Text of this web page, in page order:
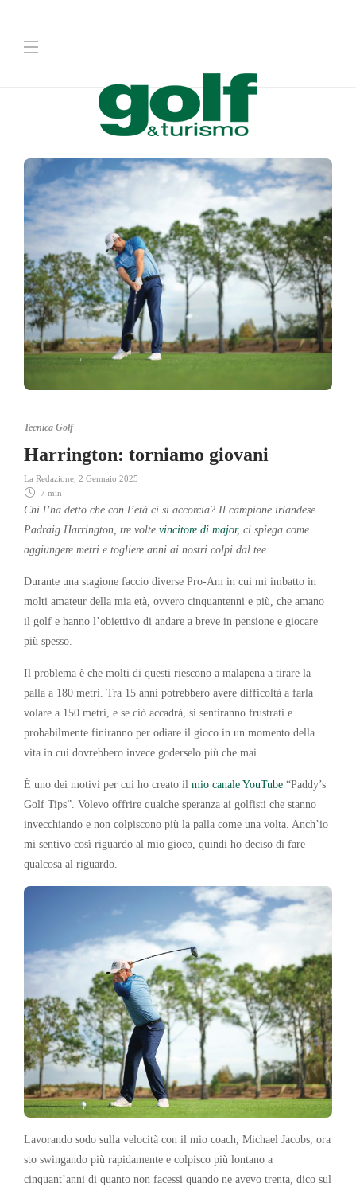
Tecnica Golf
Harrington: torniamo giovani
La Redazione 2 Gennaio 2025
7 min
Chi l’ha detto che con l’età ci si accorcia? Il campione irlandese
Padraig Harrington, tre volte vincitore di major, ci spiega come
aggiungere metri e togliere anni ai nostri colpi dal tee.
Durante una stagione faccio diverse Pro-Am in cui mi imbatto in
molti amateur della mia età, ovvero cinquantenni e più, che amano
il golf e hanno l’obiettivo di andare a breve in pensione e giocare
più spesso.
Il problema è che molti di questi riescono a malapena a tirare la
palla a 180 metri. Tra 15 anni potrebbero avere difficoltà a farla
volare a 150 metri, e se ciò accadrà, si sentiranno frustrati e
probabilmente finiranno per odiare il gioco in un momento della
vita in cui dovrebbero invece goderselo più che mai.
È uno dei motivi per cui ho creato il mio canale YouTube “Paddy’s
Golf Tips”. Volevo offrire qualche speranza ai golfisti che stanno
invecchiando e non colpiscono più la palla come una volta. Anch’io
mi sentivo così riguardo al mio gioco, quindi ho deciso di fare
qualcosa al riguardo.
Lavorando sodo sulla velocità con il mio coach, Michael Jacobs, ora
sto swingando più rapidamente e colpisco più lontano a
cinquant’anni di quanto non facessi quando ne avevo trenta, dico sul